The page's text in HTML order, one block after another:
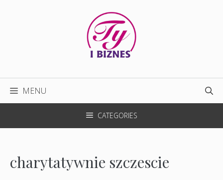
MENU
CATEGORIES
charytatywnie szczescie